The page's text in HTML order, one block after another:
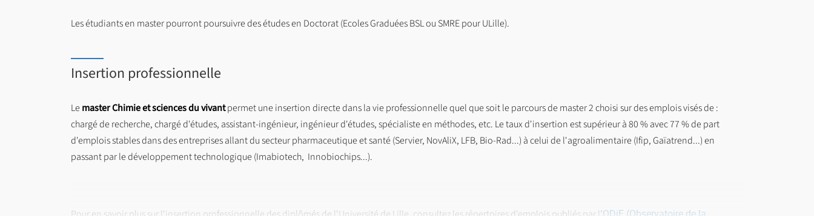
Les étudiants en master pourront poursuivre des études en Doctorat (Ecoles Graduées BSL ou SMRE pour ULille).
Insertion professionnelle
Lemaster Chimie et sciences du vivantpermet une insertion directe dans la vie professionnelle quel que soit le parcours de master 2 choisi sur des emplois visés de :
chargé de recherche, chargé d'études, assistant-ingénieur, ingénieur d'études, spécialiste en méthodes, etc. Le taux d'insertion est supérieur à 80 % avec 77 % de part
d'emplois stables dans des entreprises allant du secteur pharmaceutique et santé (Servier, NovAliX, LFB, Bio-Rad...) à celui de l'agroalimentaire (Ifip, Gaïatrend...) en
passant par le développement technologique (Imabiotech, Innobiochips...).